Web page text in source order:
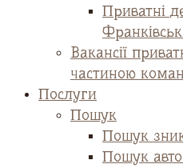
Приватні
Вакансії
частиною
Послуги
Пошук
Пошук
Пошук